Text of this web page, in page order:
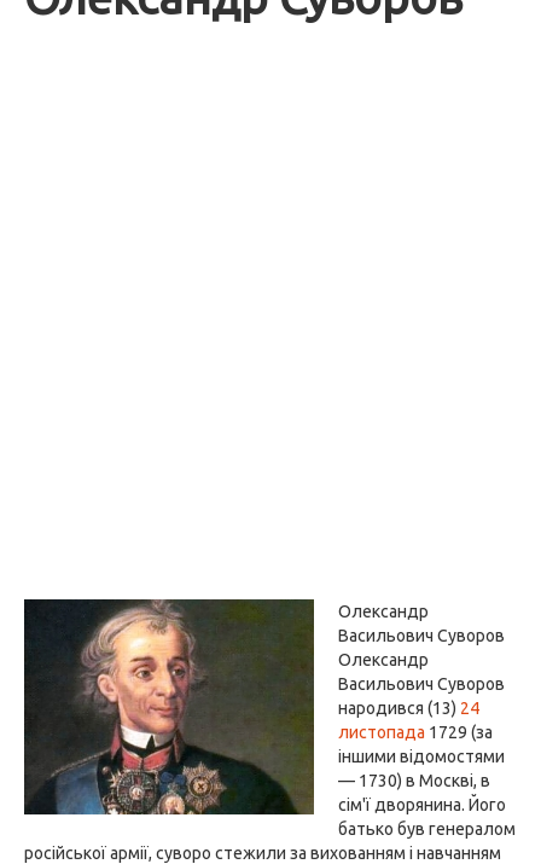
Олександр
Васильович Суворов
Олександр
Васильович Суворов
народився (13) 24
листопада 1729 (за
іншими відомостями
— 1730) в Москві, в
сім'ї дворянина. Його
батько був генералом
російської армії, суворо стежили за вихованням і навчанням